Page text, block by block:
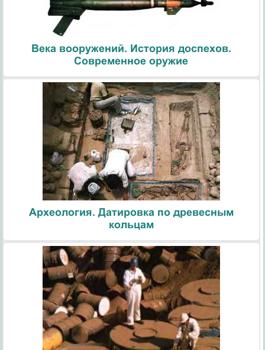
Века вооружений. История доспехов.
Современное оружие
Археология. Датировка по древесным
кольцам